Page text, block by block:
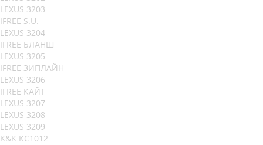
LEXUS 3203
IFREE S.U.
LEXUS 3204
IFREE БЛАНШ
LEXUS 3205
IFREE ЗИПЛАЙН
LEXUS 3206
IFREE КАЙТ
LEXUS 3207
LEXUS 3208
LEXUS 3209
K&K KC1012